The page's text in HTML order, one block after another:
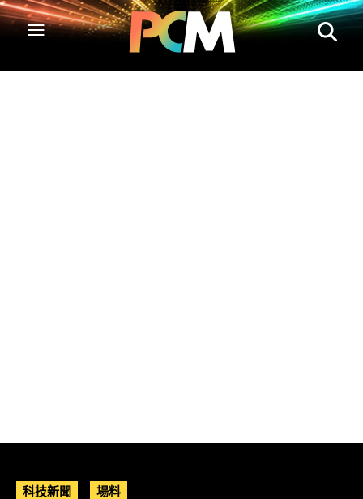
科技新聞 場料